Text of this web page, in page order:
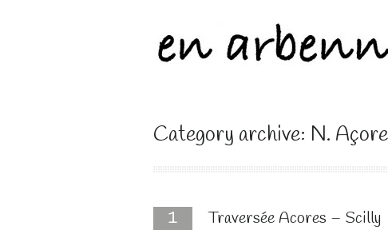
Category archive: N.
1 Traversée Acores – Scilly